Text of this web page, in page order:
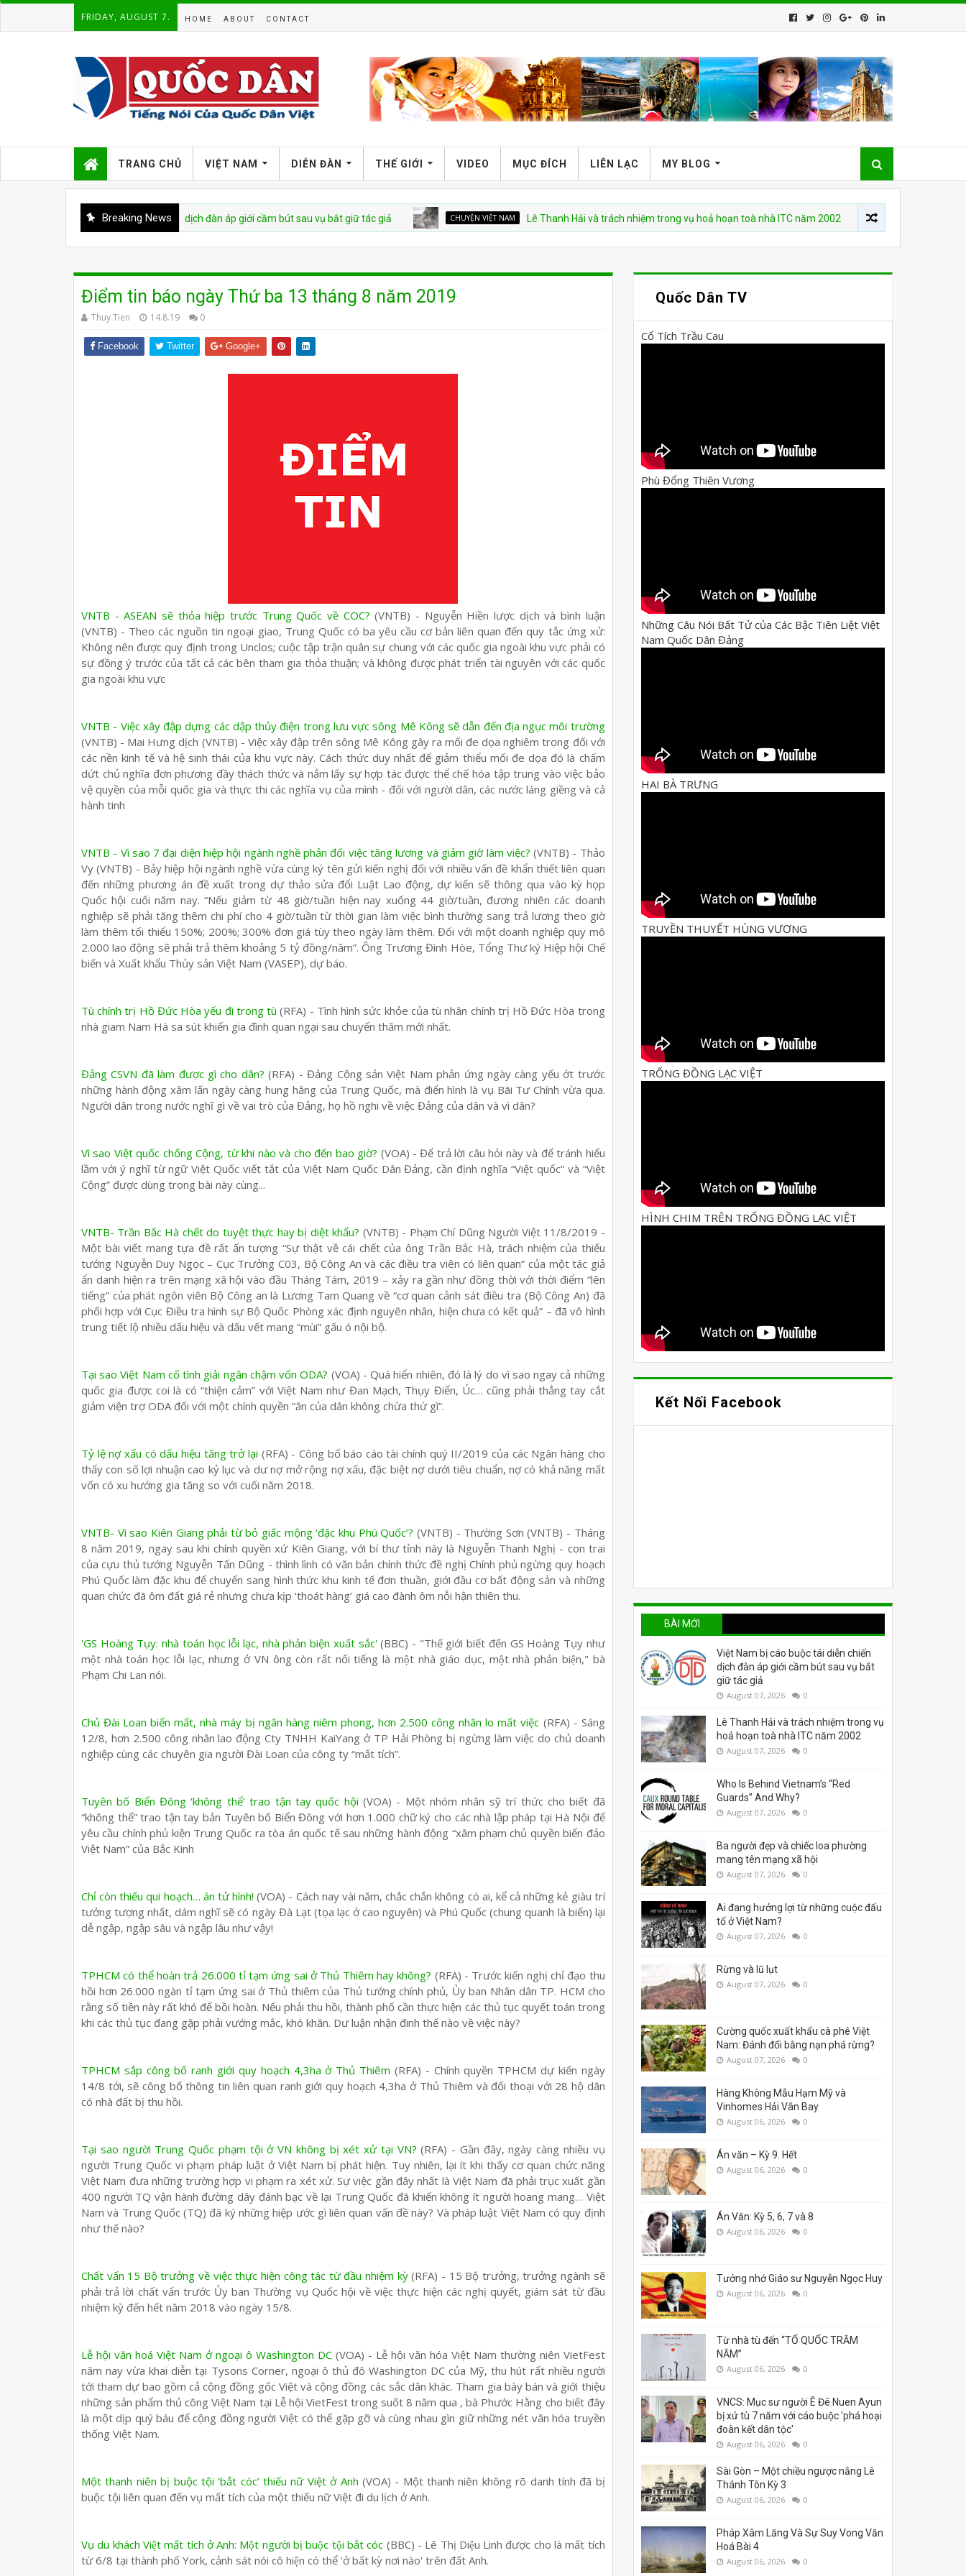
FRIDAY, AUGUST 7. HOME ABOUT CONTACT
TRANG CHỦ VIỆT NAM DIỄN ĐÀN THẾ GIỚI VIDEO MỤC ĐÍCH LIÊN LẠC MY BLOG
Breaking News
Nam bị cáo buộc tái diễn chiến dịch đàn áp giới cầm bút sau vụ bắt giữ tác giả CHUYỆN VIỆT NAM Lê Thanh Hải và trách nhiệm trong vụ hoả hoạn toà nhà ITC năm 2002 CHUYỆN VIỆT NAM
Điểm tin báo ngày Thứ ba 13 tháng 8 năm 2019
Thuy Tien 14.8.19 0
Facebook Twitter Google+
VNTB - ASEAN sẽ thỏa hiệp trước Trung Quốc về COC? (VNTB) - Nguyễn Hiền lược dịch và bình luận
(VNTB) - Theo các nguồn tin ngoại giao, Trung Quốc có ba yêu cầu cơ bản liên quan đến quy tắc ứng xử:
Không nên được quy định trong Unclos; cuộc tập trận quân sự chung với các quốc gia ngoài khu vực phải có
sự đồng ý trước của tất cả các bên tham gia thỏa thuận; và không được phát triển tài nguyên với các quốc
gia ngoài khu vực
VNTB - Việc xây đập dựng các dập thủy điện trong lưu vực sông Mê Kông sẽ dẫn đến địa ngục môi trường
(VNTB) - Mai Hưng dịch (VNTB) - Việc xây đập trên sông Mê Kông gây ra mối đe dọa nghiêm trọng đối với
các nền kinh tế và hệ sinh thái của khu vực này. Cách thức duy nhất để giảm thiểu mối đe dọa đó là chấm
dứt chủ nghĩa đơn phương đầy thách thức và nắm lấy sự hợp tác được thể chế hóa tập trung vào việc bảo
vệ quyền của mỗi quốc gia và thực thi các nghĩa vụ của mình - đối với người dân, các nước láng giềng và cả
hành tinh
VNTB - Vì sao 7 đại diện hiệp hội ngành nghề phản đối việc tăng lương và giảm giờ làm việc? (VNTB) - Thảo
Vy (VNTB) - Bảy hiệp hội ngành nghề vừa cùng ký tên gửi kiến nghị đối với nhiều vấn đề khẩn thiết liên quan
đến những phương án đề xuất trong dự thảo sửa đổi Luật Lao động, dự kiến sẽ thông qua vào kỳ họp
Quốc hội cuối năm nay. “Nếu giảm từ 48 giờ/tuần hiện nay xuống 44 giờ/tuần, đương nhiên các doanh
nghiệp sẽ phải tăng thêm chi phí cho 4 giờ/tuần từ thời gian làm việc bình thường sang trả lương theo giờ
làm thêm tối thiểu 150%; 200%; 300% đơn giá tùy theo ngày làm thêm. Đối với một doanh nghiệp quy mô
2.000 lao động sẽ phải trả thêm khoảng 5 tỷ đồng/năm”. Ông Trương Đình Hòe, Tổng Thư ký Hiệp hội Chế
biến và Xuất khẩu Thủy sản Việt Nam (VASEP), dự báo.
Tù chính trị Hồ Đức Hòa yếu đi trong tù (RFA) - Tình hình sức khỏe của tù nhân chính trị Hồ Đức Hòa trong
nhà giam Nam Hà sa sút khiến gia đình quan ngại sau chuyến thăm mới nhất.
Đảng CSVN đã làm được gì cho dân? (RFA) - Đảng Cộng sản Việt Nam phản ứng ngày càng yếu ớt trước
những hành động xâm lấn ngày càng hung hăng của Trung Quốc, mà điển hình là vụ Bãi Tư Chính vừa qua.
Người dân trong nước nghĩ gì về vai trò của Đảng, họ hồ nghi về việc Đảng của dân và vì dân?
Vì sao Việt quốc chống Cộng, từ khi nào và cho đến bao giờ? (VOA) - Để trả lời câu hỏi này và để tránh hiểu
lầm với ý nghĩ từ ngữ Việt Quốc viết tắt của Việt Nam Quốc Dân Đảng, cần định nghĩa “Việt quốc” và “Việt
Cộng” được dùng trong bài này cùng...
VNTB- Trần Bắc Hà chết do tuyệt thực hay bị diệt khẩu? (VNTB) - Phạm Chí Dũng Người Việt 11/8/2019 -
Một bài viết mang tựa đề rất ấn tượng “Sự thật về cái chết của ông Trần Bắc Hà, trách nhiệm của thiếu
tướng Nguyễn Duy Ngọc – Cục Trưởng C03, Bộ Công An và các điều tra viên có liên quan” của một tác giả
ẩn danh hiện ra trên mạng xã hội vào đầu Tháng Tám, 2019 – xảy ra gần như đồng thời với thời điểm “lên
tiếng” của phát ngôn viên Bộ Công an là Lương Tam Quang về “cơ quan cảnh sát điều tra (Bộ Công An) đã
phối hợp với Cục Điều tra hình sự Bộ Quốc Phòng xác định nguyên nhân, hiện chưa có kết quả” – đã vô hình
trung tiết lộ nhiều dấu hiệu và dấu vết mang “mùi” gấu ó nội bộ.
Tại sao Việt Nam cố tình giải ngân chậm vốn ODA? (VOA) - Quá hiển nhiên, đó là lý do vì sao ngay cả những
quốc gia được coi là có “thiện cảm” với Việt Nam như Đan Mạch, Thụy Điển, Úc… cũng phải thẳng tay cắt
giảm viện trợ ODA đối với một chính quyền “ăn của dân không chừa thứ gì”.
Tỷ lệ nợ xấu có dấu hiệu tăng trở lại (RFA) - Công bố báo cáo tài chính quý II/2019 của các Ngân hàng cho
thấy con số lợi nhuận cao kỷ lục và dư nợ mở rộng nợ xấu, đặc biệt nợ dưới tiêu chuẩn, nợ có khả năng mất
vốn có xu hướng gia tăng so với cuối năm 2018.
VNTB- Vì sao Kiên Giang phải từ bỏ giấc mộng ‘đặc khu Phú Quốc’? (VNTB) - Thường Sơn (VNTB) - Tháng
8 năm 2019, ngay sau khi chính quyền xứ Kiên Giang, với bí thư tỉnh này là Nguyễn Thanh Nghị - con trai
của cựu thủ tướng Nguyễn Tấn Dũng - thình lình có văn bản chính thức đề nghị Chính phủ ngừng quy hoạch
Phú Quốc làm đặc khu để chuyển sang hình thức khu kinh tế đơn thuần, giới đầu cơ bất động sản và những
quan chức đã ôm đất giá rẻ nhưng chưa kịp ‘thoát hàng’ giá cao đành ôm nỗi hận thiên thu.
'GS Hoàng Tụy: nhà toán học lỗi lạc, nhà phản biện xuất sắc'(BBC) - "Thế giới biết đến GS Hoàng Tụy như
một nhà toán học lỗi lạc, nhưng ở VN ông còn rất nổi tiếng là một nhà giáo dục, một nhà phản biện," bà
Phạm Chi Lan nói.
Chủ Đài Loan biến mất, nhà máy bị ngân hàng niêm phong, hơn 2.500 công nhân lo mất việc (RFA) - Sáng
12/8, hơn 2.500 công nhân lao động Cty TNHH KaiYang ở TP Hải Phòng bị ngừng làm việc do chủ doanh
nghiệp cùng các chuyên gia người Đài Loan của công ty “mất tích”.
Tuyên bố Biển Đông ‘không thể’ trao tận tay quốc hội (VOA) - Một nhóm nhân sỹ trí thức cho biết đã
“không thể” trao tận tay bản Tuyên bố Biển Đông với hơn 1.000 chữ ký cho các nhà lập pháp tại Hà Nội để
yêu cầu chính phủ kiện Trung Quốc ra tòa án quốc tế sau những hành động “xâm phạm chủ quyền biển đảo
Việt Nam” của Bắc Kinh
Chỉ còn thiếu qui hoạch… án tử hình! (VOA) - Cách nay vài năm, chắc chắn không có ai, kể cả những kẻ giàu trí
tưởng tượng nhất, dám nghĩ sẽ có ngày Đà Lạt (tọa lạc ở cao nguyên) và Phú Quốc (chung quanh là biển) lại
dễ ngập, ngập sâu và ngập lâu như vậy!
TPHCM có thể hoàn trả 26.000 tỉ tạm ứng sai ở Thủ Thiêm hay không? (RFA) - Trước kiến nghị chỉ đạo thu
hồi hơn 26.000 ngàn tỉ tạm ứng sai ở Thủ thiêm của Thủ tướng chính phủ, Ủy ban Nhân dân TP. HCM cho
rằng số tiền này rất khó để bồi hoàn. Nếu phải thu hồi, thành phố cần thực hiện các thủ tục quyết toán trong
khi các thủ tục đang gặp phải vướng mắc, khó khăn. Dư luận nhận đinh thế nào về việc này?
TPHCM sắp công bố ranh giới quy hoạch 4,3ha ở Thủ Thiêm (RFA) - Chính quyền TPHCM dự kiến ngày
14/8 tới, sẽ công bố thông tin liên quan ranh giới quy hoạch 4,3ha ở Thủ Thiêm và đối thoại với 28 hộ dân
có nhà đất bị thu hồi.
Tại sao người Trung Quốc phạm tội ở VN không bị xét xử tại VN? (RFA) - Gần đây, ngày càng nhiều vụ
người Trung Quốc vi phạm pháp luật ở Việt Nam bị phát hiện. Tuy nhiên, lại ít khi thấy cơ quan chức năng
Việt Nam đưa những trường hợp vi phạm ra xét xử. Sự việc gần đây nhất là Việt Nam đã phải trục xuất gần
400 người TQ vận hành đường dây đánh bạc về lại Trung Quốc đã khiến không ít người hoang mang… Việt
Nam và Trung Quốc (TQ) đã ký những hiệp ước gì liên quan vấn đề này? Và pháp luật Việt Nam có quy định
như thế nào?
Chất vấn 15 Bộ trưởng về việc thực hiện công tác từ đầu nhiệm kỳ(RFA) - 15 Bộ trưởng, trưởng ngành sẽ
phải trả lời chất vấn trước Ủy ban Thường vụ Quốc hội về việc thực hiện các nghị quyết, giám sát từ đầu
nhiệm kỳ đến hết năm 2018 vào ngày 15/8.
Lễ hội văn hoá Việt Nam ở ngoại ô Washington DC(VOA) - Lễ hội văn hóa Việt Nam thường niên VietFest
năm nay vừa khai diễn tại Tysons Corner, ngoại ô thủ đô Washington DC của Mỹ, thu hút rất nhiều người
tới tham dự bao gồm cả cộng đồng gốc Việt và cộng đồng các sắc dân khác. Tham gia bày bán và giới thiệu
những sản phẩm thủ công Việt Nam tại Lễ hội VietFest trong suốt 8 năm qua , bà Phước Hằng cho biết đây
là một dịp quý báu để cộng đồng người Việt có thể gặp gỡ và cùng nhau gìn giữ những nét văn hóa truyền
thống Việt Nam.
Một thanh niên bị buộc tội ‘bắt cóc’ thiếu nữ Việt ở Anh (VOA) - Một thanh niên không rõ danh tính đã bị
buộc tội liên quan đến vụ mất tích của một thiếu nữ Việt đi du lịch ở Anh.
Vụ du khách Việt mất tích ở Anh: Một người bị buộc tội bắt cóc (BBC) - Lê Thị Diệu Linh được cho là mất tích
từ 6/8 tại thành phố York, cảnh sát nói cô hiện có thể 'ở bất kỳ nơi nào' trên đất Anh.
Quốc Dân TV
Cổ Tích Trầu Cau
Phù Đổng Thiên Vương
Những Câu Nói Bất Tử của Các Bậc Tiên Liệt Việt
Nam Quốc Dân Đảng
HAI BÀ TRƯNG
TRUYỀN THUYẾT HÙNG VƯƠNG
TRỐNG ĐỒNG LẠC VIỆT
HÌNH CHIM TRÊN TRỐNG ĐỒNG LẠC VIỆT
Kết Nối Facebook
BÀI MỚI
Việt Nam bị cáo buộc tái diễn chiến
dịch đàn áp giới cầm bút sau vụ bắt
giữ tác giả
August 07, 2026 0
Lê Thanh Hải và trách nhiệm trong vụ
hoả hoạn toà nhà ITC năm 2002
August 07, 2026 0
Who Is Behind Vietnam’s “Red
Guards” And Why?
August 07, 2026 0
Ba người đẹp và chiếc loa phường
mang tên mạng xã hội
August 07, 2026 0
Ai đang hưởng lợi từ những cuộc đấu
tố ở Việt Nam?
August 07, 2026 0
Rừng và lũ lụt
August 07, 2026 0
Cường quốc xuất khẩu cà phê Việt
Nam: Đánh đổi bằng nạn phá rừng?
August 07, 2026 0
Hàng Không Mẫu Hạm Mỹ và
Vinhomes Hải Vân Bay
August 06, 2026 0
Án văn – Kỳ 9. Hết
August 06, 2026 0
Án Văn: Kỳ 5, 6, 7 và 8
August 06, 2026 0
Tưởng nhớ Giáo sư Nguyễn Ngọc Huy
August 06, 2026 0
Từ nhà tù đến “TỔ QUỐC TRĂM
NĂM”
August 06, 2026 0
VNCS: Mục sư người Ê Đê Nuen Ayun
bị xử tù 7 năm với cáo buộc 'phá hoại
đoàn kết dân tộc'
August 06, 2026 0
Sài Gòn – Một chiều ngược nắng Lê
Thánh Tôn Kỳ 3
August 06, 2026 0
Pháp Xâm Lăng Và Sự Suy Vong Văn
Hoá Bài 4
August 06, 2026 0